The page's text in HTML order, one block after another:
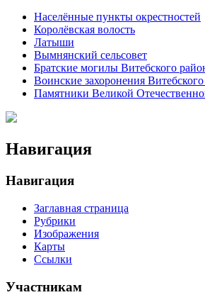
Населённые пункты окрестностей
Королёвская волость
Латыши
Вымнянский сельсовет
Братские могилы Витебского
Воинские захоронения
Памятники Великой
Навигация
Навигация
Заглавная страница
Рубрики
Изображения
Карты
Ссылки
Участникам